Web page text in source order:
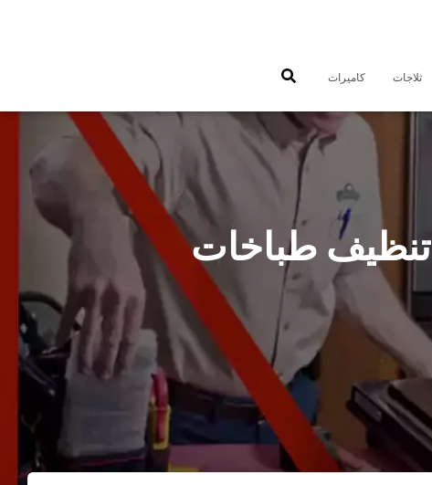
ثلاجات كاميرات
رقم فني طباخات الضباعية 50301080 تنظيف طباخات